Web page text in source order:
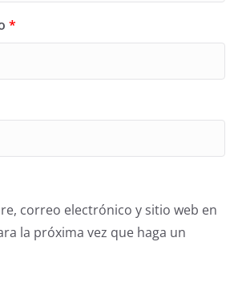
*
correo electrónico y sitio web en
la próxima vez que haga un